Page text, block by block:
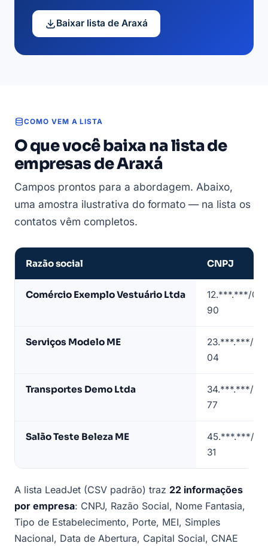
Baixar lista de Araxá
COMO VEM A LISTA
O que você baixa na lista de
empresas de Araxá
Campos prontos para a abordagem. Abaixo,
uma amostra ilustrativa do formato — na lista os
contatos vêm completos.
empresas
(dados
Razão social CNPJ
Comércio Exemplo Vestuário Ltda
12.***.***/
90
Serviços Modelo ME
23.***.***/
04
Transportes Demo Ltda
34.***.***/
77
Salão Teste Beleza ME
45.***.***/
31
A lista LeadJet (CSV padrão) traz 22 informações
por empresa: CNPJ, Razão Social, Nome Fantasia,
Tipo de Estabelecimento, Porte, MEI, Simples
Nacional, Data de Abertura, Capital Social, CNAE